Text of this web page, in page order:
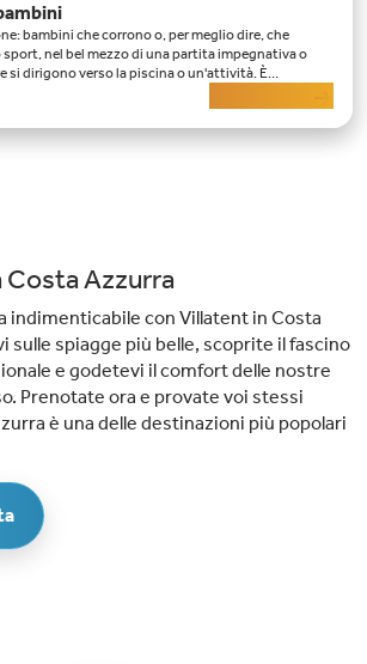
bambini che corrono o, per meglio dire, che
nel bel mezzo di una partita impegnativa o
si dirigono verso la piscina o un'attività. È
Azzurra
indimenticabile con Villatent in Costa
sulle spiagge più belle, scoprite il fascino
e godetevi il comfort delle nostre
Prenotate ora e provate voi stessi
è una delle destinazioni più popolari